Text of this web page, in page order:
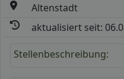
Altenstadt
aktualisiert seit:
Stellenbeschreibung: